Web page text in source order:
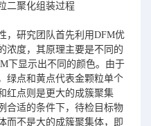
二聚化组装过程
，研究团队首先利用DFM优
浓度，其原理主要是不同的
下显示出不同的颜色。由于
绿点和黄点代表金颗粒单个
红点则是更大的成簇聚集
合适的条件下，待检目标物
而不是大的成簇聚集体，即